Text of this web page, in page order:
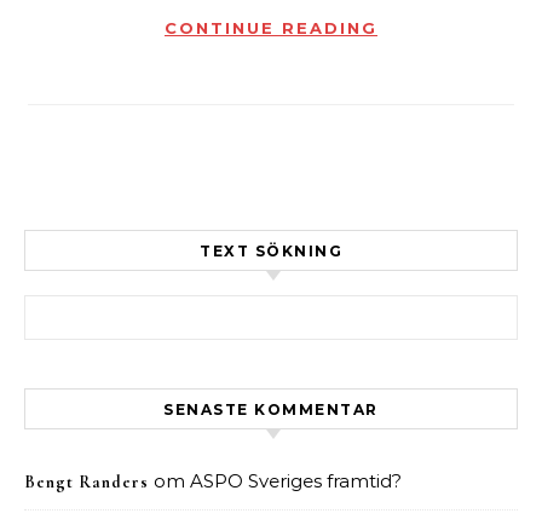
CONTINUE READING
TEXT SÖKNING
SENASTE KOMMENTAR
Bengt Randers om ASPO Sveriges framtid?